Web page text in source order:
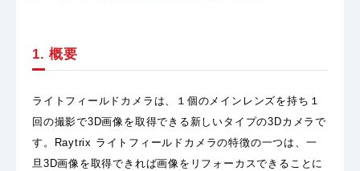
1. 概要
ライトフィールドカメラは、１個のメインレンズを持ち１
回の撮影で3D画像を取得できる新しいタイプの3Dカメラで
す。Raytrix ライトフィールドカメラの特徴の一つは、一
旦3D画像を取得できれば画像をリフォーカスできることに